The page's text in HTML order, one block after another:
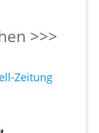
>>>
Zeitung